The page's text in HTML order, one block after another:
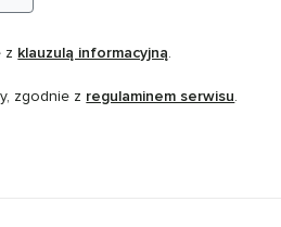
z klauzulą informacyjną.
zgodnie z regulaminem serwisu.